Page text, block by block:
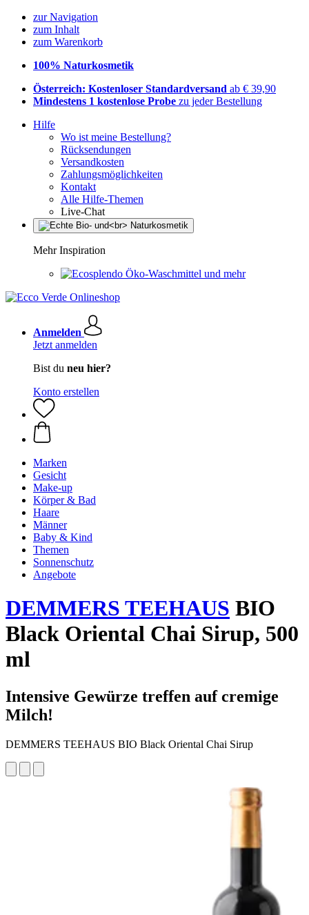
zur Navigation
zum Inhalt
zum Warenkorb
100% Naturkosmetik
Österreich: Kostenloser Standardversand ab € 39,90
Mindestens 1 kostenlose Probe zu jeder Bestellung
Hilfe
Wo ist meine Bestellung?
Rücksendungen
Versandkosten
Zahlungsmöglichkeiten
Kontakt
Alle Hilfe-Themen
Live-Chat
Mehr Inspiration
Öko-Waschmittel und mehr
Anmelden
Jetzt anmelden
Bist du neu hier?
Konto erstellen
Marken
Gesicht
Make-up
Körper & Bad
Haare
Männer
Baby & Kind
Themen
Sonnenschutz
Angebote
DEMMERS TEEHAUS BIO
Black Oriental Chai Sirup, 500
ml
Intensive Gewürze treffen auf cremige
Milch!
DEMMERS TEEHAUS BIO Black Oriental Chai Sirup